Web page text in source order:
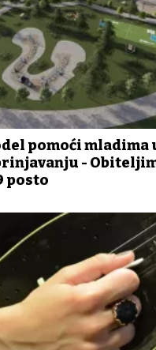
pomoći mladima
-
posto